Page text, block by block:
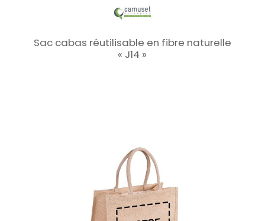
Sac cabas réutilisable en fibre naturelle
« J14 »